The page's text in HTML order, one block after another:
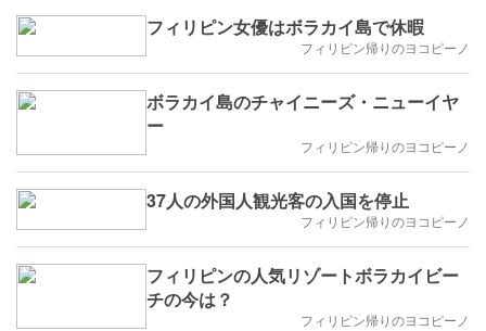
フィリピン女優はボラカイ島で休暇
フィリピン帰りのヨコピーノ
ボラカイ島のチャイニーズ・ニューイヤ
ー
フィリピン帰りのヨコピーノ
37人の外国人観光客の入国を停止
フィリピン帰りのヨコピーノ
フィリピンの人気リゾートボラカイビー
チの今は？
フィリピン帰りのヨコピーノ